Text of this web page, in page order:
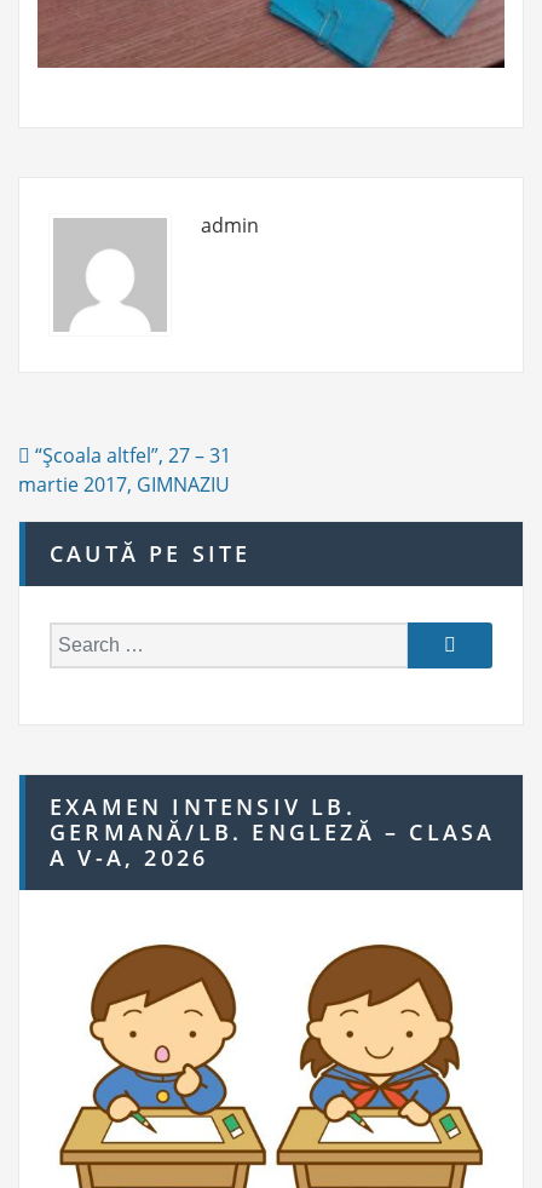
admin
Post
navigation
“Şcoala altfel”, 27 – 31
martie 2017, GIMNAZIU
CAUTĂ PE SITE
e
h
f
o
r:
EXAMEN INTENSIV LB.
GERMANĂ/LB. ENGLEZĂ – CLASA
A V-A, 2026